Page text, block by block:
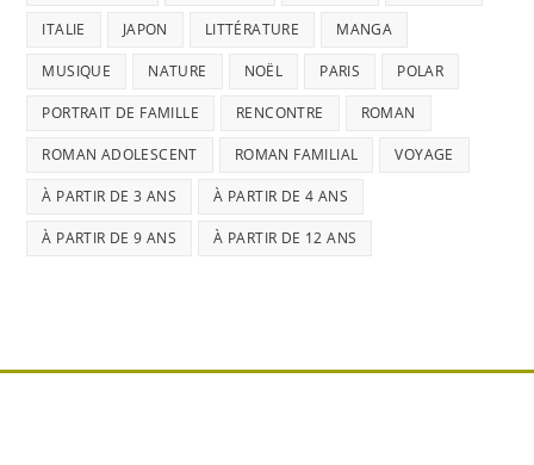
ITALIE JAPON LITTÉRATURE MANGA
MUSIQUE NATURE NOËL PARIS POLAR
PORTRAIT DE FAMILLE RENCONTRE ROMAN
ROMAN ADOLESCENT ROMAN FAMILIAL VOYAGE
À PARTIR DE 3 ANS À PARTIR DE 4 ANS
À PARTIR DE 9 ANS À PARTIR DE 12 ANS